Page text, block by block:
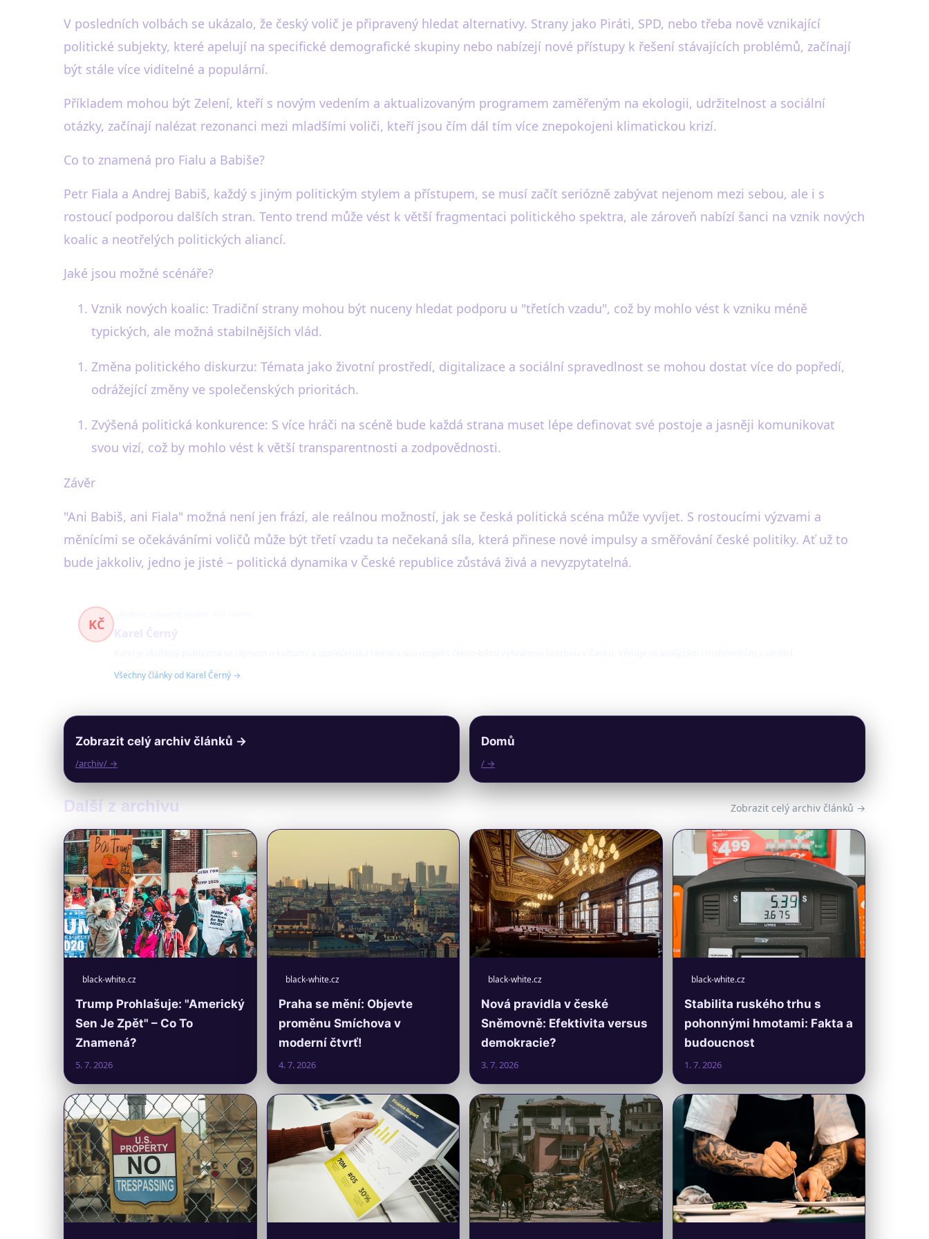
V posledních volbách se ukázalo, že český volič je připravený hledat alternativy. Strany jako Piráti, SPD, nebo třeba nově vznikající
politické subjekty, které apelují na specifické demografické skupiny nebo nabízejí nové přístupy k řešení stávajících problémů, začínají
být stále více viditelné a populární.
Příkladem mohou být Zelení, kteří s novým vedením a aktualizovaným programem zaměřeným na ekologii, udržitelnost a sociální
otázky, začínají nalézat rezonanci mezi mladšími voliči, kteří jsou čím dál tím více znepokojeni klimatickou krizí.
Co to znamená pro Fialu a Babiše?
Petr Fiala a Andrej Babiš, každý s jiným politickým stylem a přístupem, se musí začít seriózně zabývat nejenom mezi sebou, ale i s
rostoucí podporou dalších stran. Tento trend může vést k větší fragmentaci politického spektra, ale zároveň nabízí šanci na vznik nových
koalic a neotřelých politických aliancí.
Jaké jsou možné scénáře?
Vznik nových koalic: Tradiční strany mohou být nuceny hledat podporu u "třetích vzadu", což by mohlo vést k vzniku méně
typických, ale možná stabilnějších vlád.
Změna politického diskurzu: Témata jako životní prostředí, digitalizace a sociální spravedlnost se mohou dostat více do popředí,
odrážející změny ve společenských prioritách.
Zvýšená politická konkurence: S více hráči na scéně bude každá strana muset lépe definovat své postoje a jasněji komunikovat
svou vizí, což by mohlo vést k větší transparentnosti a zodpovědnosti.
Závěr
"Ani Babiš, ani Fiala" možná není jen frází, ale reálnou možností, jak se česká politická scéna může vyvíjet. S rostoucími výzvami a
měnícími se očekáváními voličů může být třetí vzadu ta nečekaná síla, která přinese nové impulsy a směřování české politiky. Ať už to
bude jakkoliv, jedno je jisté – politická dynamika v České republice zůstává živá a nevyzpytatelná.
KČ
Všechny články od Karel Černý →
Zobrazit celý archiv článků →
/archiv/ →
Domů
/ →
Další z archivu Zobrazit celý archiv článků →
black-white.cz
Trump Prohlašuje: "Americký
Sen Je Zpět" – Co To
Znamená?
5. 7. 2026
black-white.cz
Praha se mění: Objevte
proměnu Smíchova v
moderní čtvrť!
4. 7. 2026
black-white.cz
Nová pravidla v české
Sněmovně: Efektivita versus
demokracie?
3. 7. 2026
black-white.cz
Stabilita ruského trhu s
pohonnými hmotami: Fakta a
budoucnost
1. 7. 2026